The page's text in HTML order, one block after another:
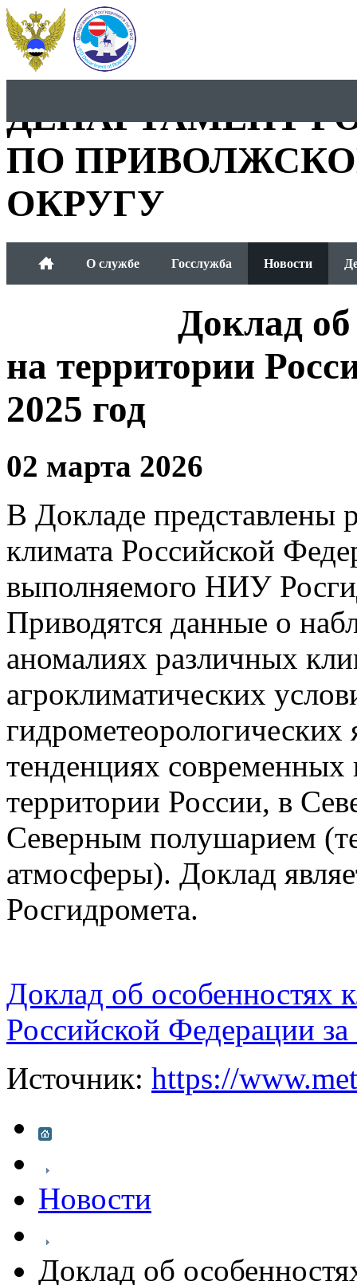
ДЕПАРТАМЕНТ
ПО
ОКРУГУ
О службе Госслужба Новости
Доклад
на территории
2025 год
02 марта 2026
В Докладе представлены
климата Российской
выполняемого НИУ
Приводятся данные о
аномалиях различных
агроклиматических
гидрометеорологических
тенденциях современных
территории России, в
Северным полушарием
атмосферы). Доклад
Росгидромета.
Доклад об особенностях
Российской Федерации за
Источник: https://
Новости
Доклад об